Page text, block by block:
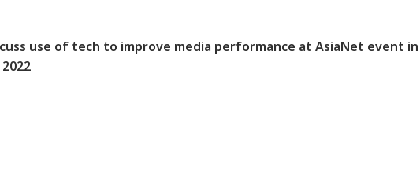
use of tech to improve media performance at AsiaNet event